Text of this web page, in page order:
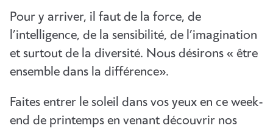
Pour y arriver, il faut de la force, de
l’intelligence, de la sensibilité, de l’imagination
et surtout de la diversité. Nous désirons « être
ensemble dans la différence».
Faites entrer le soleil dans vos yeux en ce week-
end de printemps en venant découvrir nos